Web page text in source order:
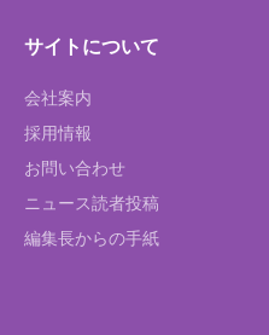
サイトについて
会社案内
採用情報
お問い合わせ
ニュース読者投稿
編集長からの手紙